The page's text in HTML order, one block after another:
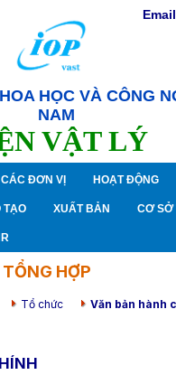
HỌC VÀ CÔNG
NAM
VẬT LÝ
Email
CÁC ĐƠN VỊ HOẠT ĐỘNG
TẠO XUẤT BẢN CƠ SỞ
HỢP
Tổ chức
Văn bản hành